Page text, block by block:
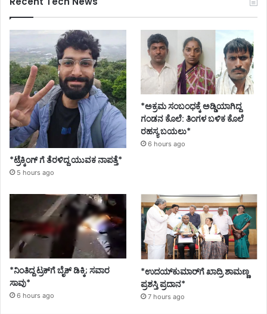
*ಟ್ರೆಕ್ಕಿಂಗ್ ಗೆ ತೆರಳಿದ್ದ ಯುವಕ ನಾಪತ್ತೆ*
5 hours ago
*ಅಕ್ರಮ ಸಂಬಂಧಕ್ಕೆ ಅಡ್ಡಿಯಾಗಿದ್ದ
ಗಂಡನ ಕೊಲೆ: ತಿಂಗಳ ಬಳಿಕ ಕೊಲೆ
ರಹಸ್ಯ ಬಯಲು*
6 hours ago
*ನಿಂತಿದ್ದ ಟ್ರಕ್‌ಗೆ ಬೈಕ್ ಡಿಕ್ಕಿ; ಸವಾರ
ಸಾವು*
6 hours ago
*ಉದಯ್‌ಕುಮಾರ್‌ಗೆ ಖಾದ್ರಿ ಶಾಮಣ್ಣ
ಪ್ರಶಸ್ತಿ ಪ್ರದಾನ*
7 hours ago